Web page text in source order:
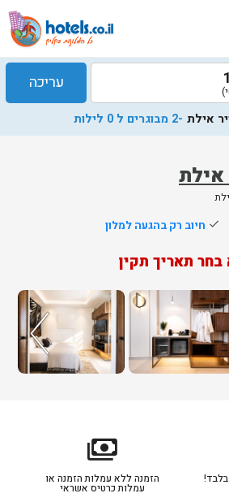
אילת
עריכה
אילת -2 מבוגרים ל 0 לילות
done חיוב רק בהגעה למלון
תאריך תקין
payments
הזמנה ללא עמלות הזמנה או
עמלות כרטיס אשראי